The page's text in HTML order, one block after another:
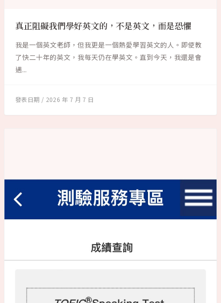
真正阻礙我們學好英文的，不是英文，而是恐懼
我是一個英文老師，但我更是一個熱愛學習英文的人。即使教
了快二十年的英文，我每天仍在學英文。直到今天，我還是會
遇...
2026 年 7 月 7 日